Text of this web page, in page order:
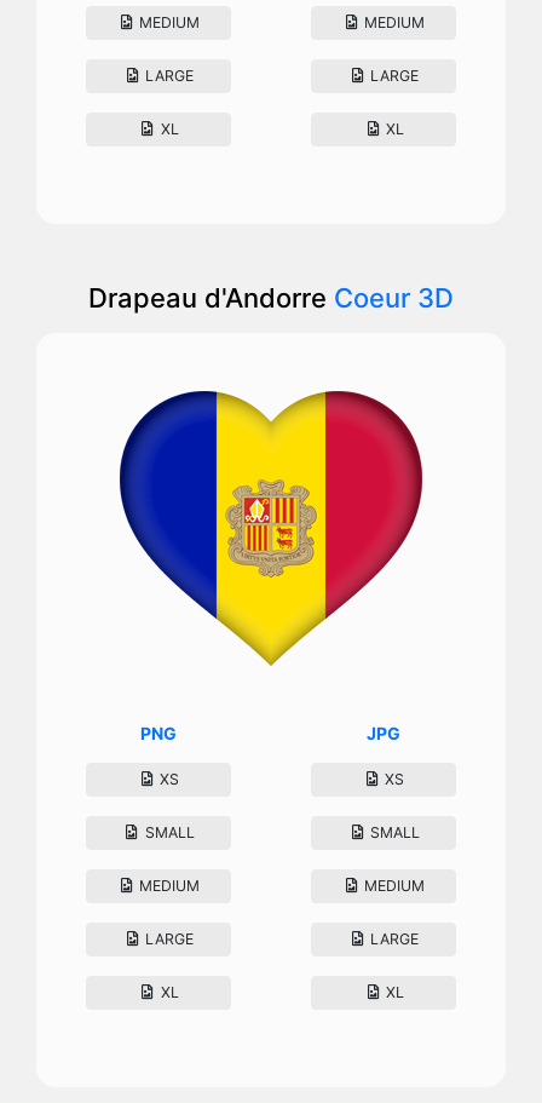
MEDIUM
LARGE
XL
MEDIUM
LARGE
XL
Drapeau d'Andorre Coeur 3D
PNG
XS
SMALL
MEDIUM
LARGE
XL
JPG
XS
SMALL
MEDIUM
LARGE
XL